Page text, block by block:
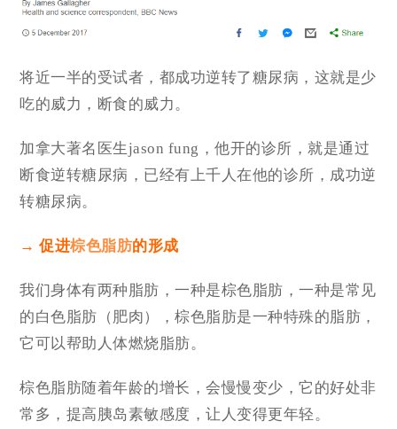
将近一半的受试者，都成功逆转了糖尿病，这就是少
吃的威力，断食的威力。
加拿大著名医生jason fung，他开的诊所，就是通过
断食逆转糖尿病，已经有上千人在他的诊所，成功逆
转糖尿病。
→ 促进棕色脂肪的形成
我们身体有两种脂肪，一种是棕色脂肪，一种是常见
的白色脂肪（肥肉），棕色脂肪是一种特殊的脂肪，
它可以帮助人体燃烧脂肪。
棕色脂肪随着年龄的增长，会慢慢变少，它的好处非
常多，提高胰岛素敏感度，让人变得更年轻。